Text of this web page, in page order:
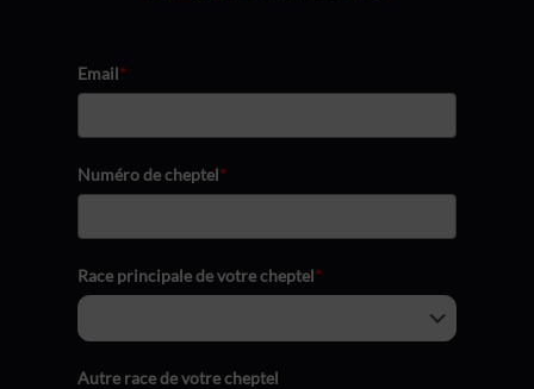
Email*
Numéro de cheptel*
Race principale de votre cheptel*
Autre race de votre cheptel